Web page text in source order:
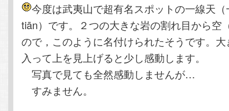
今度は武夷山で超有名スポットの一線天
tiān）です。２つの大きな岩の割れ目から空
ので，このように名付けられたそうです。
入って上を見上げると少し感動します。
写真で見ても全然感動しませんが…
すみません。